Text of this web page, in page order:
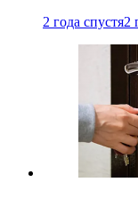
2 года спустя2